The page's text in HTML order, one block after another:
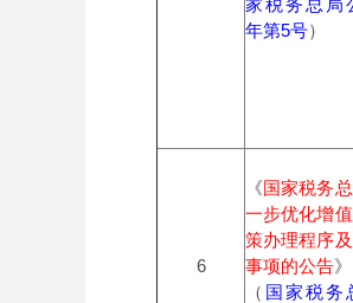
家税务总局
年第5号）
6
《国家税务
一步优化增
策办理程序
事项的公告》
（ 国家税务